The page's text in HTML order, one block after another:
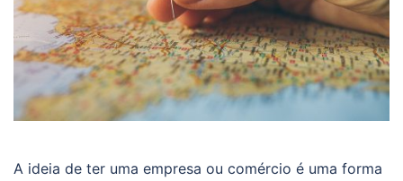
A ideia de ter uma empresa ou comércio é uma forma